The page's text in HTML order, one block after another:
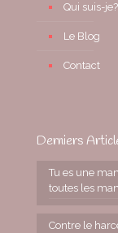
Qui suis-je?
Le Blog
Contact
Derniers
Tu es une
toutes les
Contre le